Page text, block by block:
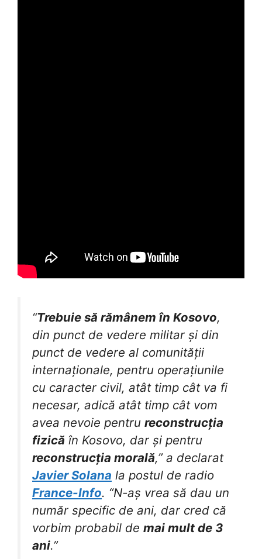
“Trebuie să rămânem în Kosovo,
din punct de vedere militar și din
punct de vedere al comunității
internaționale, pentru operațiunile
cu caracter civil, atât timp cât va fi
necesar, adică atât timp cât vom
avea nevoie pentru reconstrucția
fizică în Kosovo, dar și pentru
reconstrucția morală,” a declarat
Javier Solana la postul de radio
France-Info. “N-aș vrea să dau un
număr specific de ani, dar cred că
vorbim probabil de mai mult de 3
ani.”